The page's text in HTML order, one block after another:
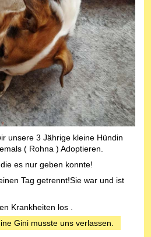
unsere 3 Jährige kleine Hündin
( Rohna ) Adoptieren.
es nur geben konnte!
Tag getrennt!Sie war und ist
Krankheiten los .
Gini musste uns verlassen.